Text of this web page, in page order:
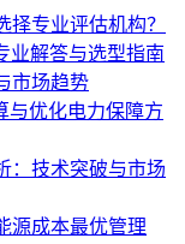
专业评估机构？
业解答与选型指南
市场趋势
与优化电力保障方
：技术突破与市场
源成本最优管理